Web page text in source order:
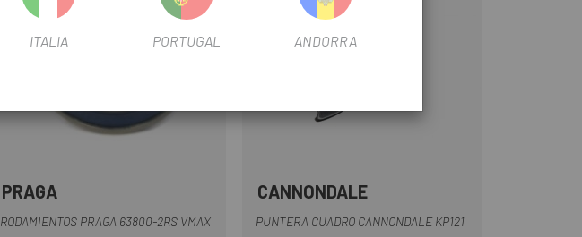
PRAGA
RODAMIENTOS PRAGA 63800-2RS VMAX
Multi
CANNONDALE
PUNTERA CUADRO CANNONDALE KP121
ITALIA PORTUGAL ANDORRA